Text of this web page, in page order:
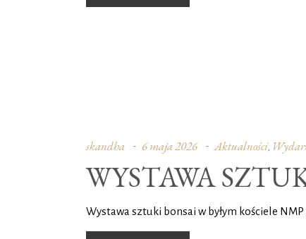
skandha 6 maja 2026 Aktualności,
WYSTAWA
Wystawa sztuki bonsai w byłym kościele